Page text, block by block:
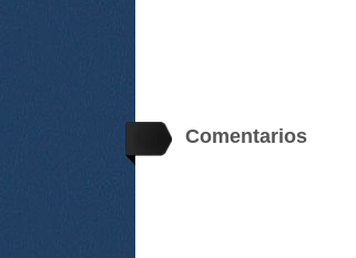
Comentarios